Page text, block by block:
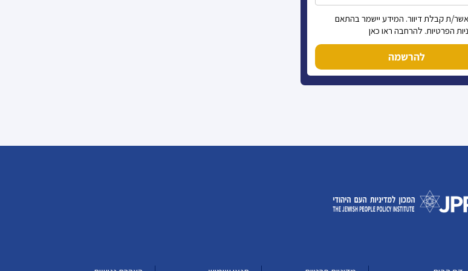
ת קבלת דיוור. המידע יישמר בהתאם
הפרטיות. להרחבה ראו כאן
להרשמה